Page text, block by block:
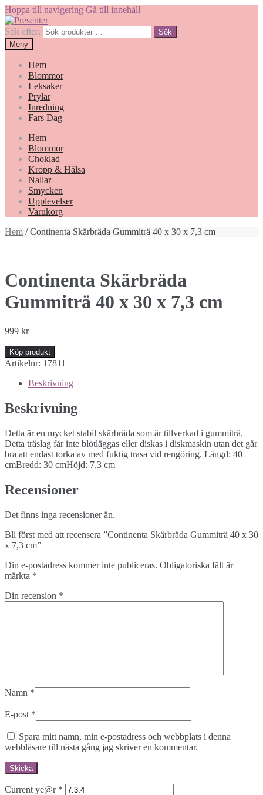
Hoppa till navigering Gå till innehåll
Sök efter:
Sök
Meny
Hem
Blommor
Leksaker
Prylar
Inredning
Fars Dag
Hem
Blommor
Choklad
Kropp & Hälsa
Nallar
Smycken
Upplevelser
Varukorg
Hem / Continenta Skärbräda Gummiträ 40 x 30 x 7,3 cm
Continenta Skärbräda
Gummiträ 40 x 30 x 7,3 cm
999 kr
Köp produkt
Artikelnr: 17811
Beskrivning
Beskrivning
Detta är en mycket stabil skärbräda som är tillverkad i gummiträ.
Detta träslag får inte blötläggas eller diskas i diskmaskin utan det går
bra att endast torka av med fuktig trasa vid rengöring. Längd: 40
cmBredd: 30 cmHöjd: 7,3 cm
Recensioner
Det finns inga recensioner än.
Bli först med att recensera ”Continenta Skärbräda Gummiträ 40 x 30
x 7,3 cm”
Din e-postadress kommer inte publiceras. Obligatoriska fält är
märkta *
Din recension *
Namn *
E-post *
Spara mitt namn, min e-postadress och webbplats i denna
webbläsare till nästa gång jag skriver en kommentar.
Current ye@r *